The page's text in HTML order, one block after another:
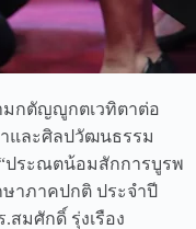
มกตัญญูกตเวทิตาต่อ
และศิลปวัฒนธรรม
ประณตน้อมสักการบูรพ
าภาคปกติ ประจำปี
.สมศักดิ์ รุ่งเรือง